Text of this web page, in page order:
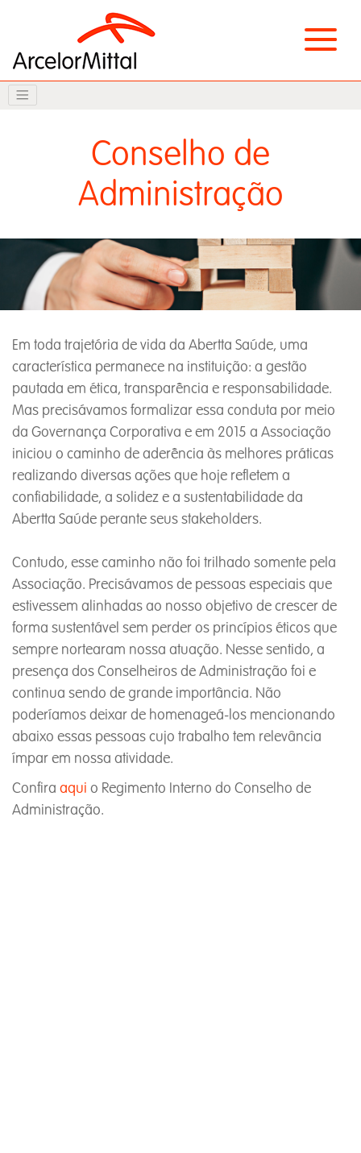
Conselho de
Administração
Em toda trajetória de vida da Abertta Saúde, uma
característica permanece na instituição: a gestão
pautada em ética, transparência e responsabilidade.
Mas precisávamos formalizar essa conduta por meio
da Governança Corporativa e em 2015 a Associação
iniciou o caminho de aderência às melhores práticas
realizando diversas ações que hoje refletem a
confiabilidade, a solidez e a sustentabilidade da
Abertta Saúde perante seus stakeholders.
Contudo, esse caminho não foi trilhado somente pela
Associação. Precisávamos de pessoas especiais que
estivessem alinhadas ao nosso objetivo de crescer de
forma sustentável sem perder os princípios éticos que
sempre nortearam nossa atuação. Nesse sentido, a
presença dos Conselheiros de Administração foi e
continua sendo de grande importância. Não
poderíamos deixar de homenageá-los mencionando
abaixo essas pessoas cujo trabalho tem relevância
ímpar em nossa atividade.
Confira aqui o Regimento Interno do Conselho de
Administração.